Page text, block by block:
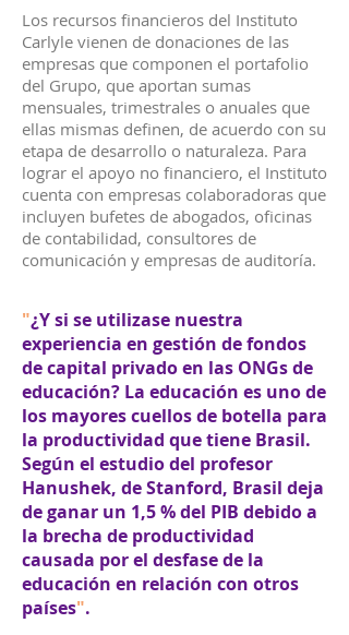
Los recursos financieros del Instituto
Carlyle vienen de donaciones de las
empresas que componen el portafolio
del Grupo, que aportan sumas
mensuales, trimestrales o anuales que
ellas mismas definen, de acuerdo con su
etapa de desarrollo o naturaleza. Para
lograr el apoyo no financiero, el Instituto
cuenta con empresas colaboradoras que
incluyen bufetes de abogados, oficinas
de contabilidad, consultores de
comunicación y empresas de auditoría.
"¿Y si se utilizase nuestra
experiencia en gestión de fondos
de capital privado en las ONGs de
educación? La educación es uno de
los mayores cuellos de botella para
la productividad que tiene Brasil.
Según el estudio del profesor
Hanushek, de Stanford, Brasil deja
de ganar un 1,5 % del PIB debido a
la brecha de productividad
causada por el desfase de la
educación en relación con otros
países".